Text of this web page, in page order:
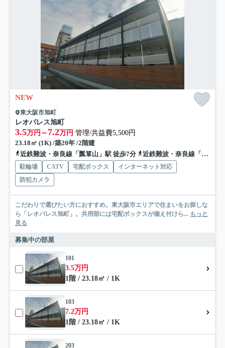
NEW
東大阪市旭町
レオパレス旭町
3.5万円～ 7.2万円 管理/共益費5,500円
23.18㎡ (1K) /築20年 /2階建
近鉄難波・奈良線「瓢箪山」駅 徒歩7分
近鉄難波・奈良線「枚岡」駅 徒歩15分
駐輪場 CATV 宅配ボックス
インターネット対応
防犯カメラ
こだわりで選びたい方におすすめ。東大阪市エリアで住まいをお探しな
ら「レオパレス旭町」。共用部には宅配ボックスが備え付けら... もっと
見る
募集中の部屋
101
3.5万円
1階 / 23.18㎡ / 1K
103
7.2万円
1階 / 23.18㎡ / 1K
203